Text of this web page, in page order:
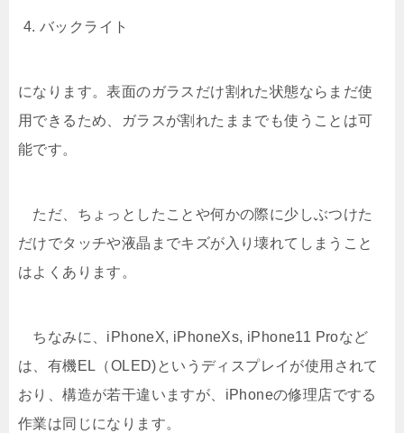
バックライト
になります。表面のガラスだけ割れた状態ならまだ使
用できるため、ガラスが割れたままでも使うことは可
能です。
ただ、ちょっとしたことや何かの際に少しぶつけた
だけでタッチや液晶までキズが入り壊れてしまうこと
はよくあります。
ちなみに、iPhoneX, iPhoneXs, iPhone11 Proなど
は、有機EL（OLED)というディスプレイが使用されて
おり、構造が若干違いますが、iPhoneの修理店でする
作業は同じになります。